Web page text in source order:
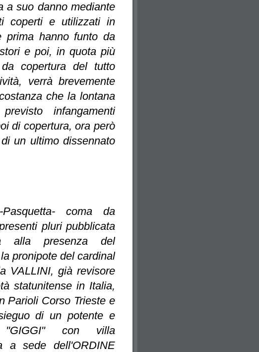
a suo danno mediante
coperti e utilizzati in
prima hanno funto da
e poi, in quota più
copertura del tutto
verrà brevemente
che la lontana
infangamenti
di copertura, ora però
un ultimo dissennato
coma da
pluri pubblicata
alla presenza del
pronipote del cardinal
VALLINI, già revisore
statunitense in Italia,
Parioli Corso Trieste e
di un potente e
"GIGGI" con villa
a sede dell'ORDINE